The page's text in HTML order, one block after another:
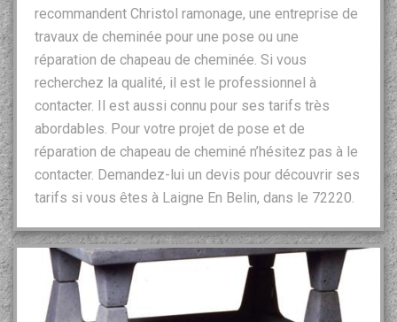
recommandent Christol ramonage, une entreprise de
travaux de cheminée pour une pose ou une
réparation de chapeau de cheminée. Si vous
recherchez la qualité, il est le professionnel à
contacter. Il est aussi connu pour ses tarifs très
abordables. Pour votre projet de pose et de
réparation de chapeau de cheminé n’hésitez pas à le
contacter. Demandez-lui un devis pour découvrir ses
tarifs si vous êtes à Laigne En Belin, dans le 72220.